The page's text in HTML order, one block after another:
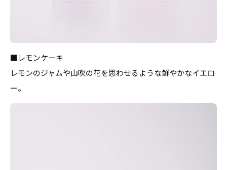
■レモンケーキ
レモンのジャムや山吹の花を思わせるような鮮やかなイエロ
ー。